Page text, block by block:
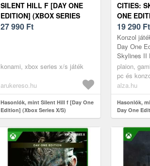
SILENT HILL F [DAY ONE
EDITION] (XBOX SERIES
X/S)
27 990 Ft
konami, xbox series x/s játék
arukereso.hu
Hasonlók, mint Silent Hill f [Day One
Edition] (Xbox Series X/S)
CITIES:
ONE
19 290 Ft
Konzol
Day One
Skylines II
- Tudsz
várost?
plaion,
pc és
alza.hu
Hasonlók,
Day One